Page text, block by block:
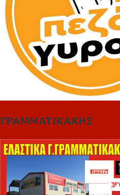
ΓΡΑΜΜΑΤΙΚΑΚΗΣ